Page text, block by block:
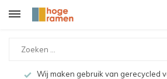
Wij maken gebruik van gerecycled